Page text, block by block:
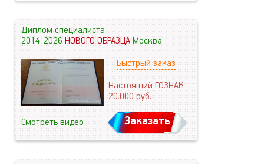
Диплом специалиста
2014-2026НОВОГО ОБРАЗЦАМосква
Быстрый заказ
Настоящий ГОЗНАК
20.000руб.
Смотреть видео Заказать